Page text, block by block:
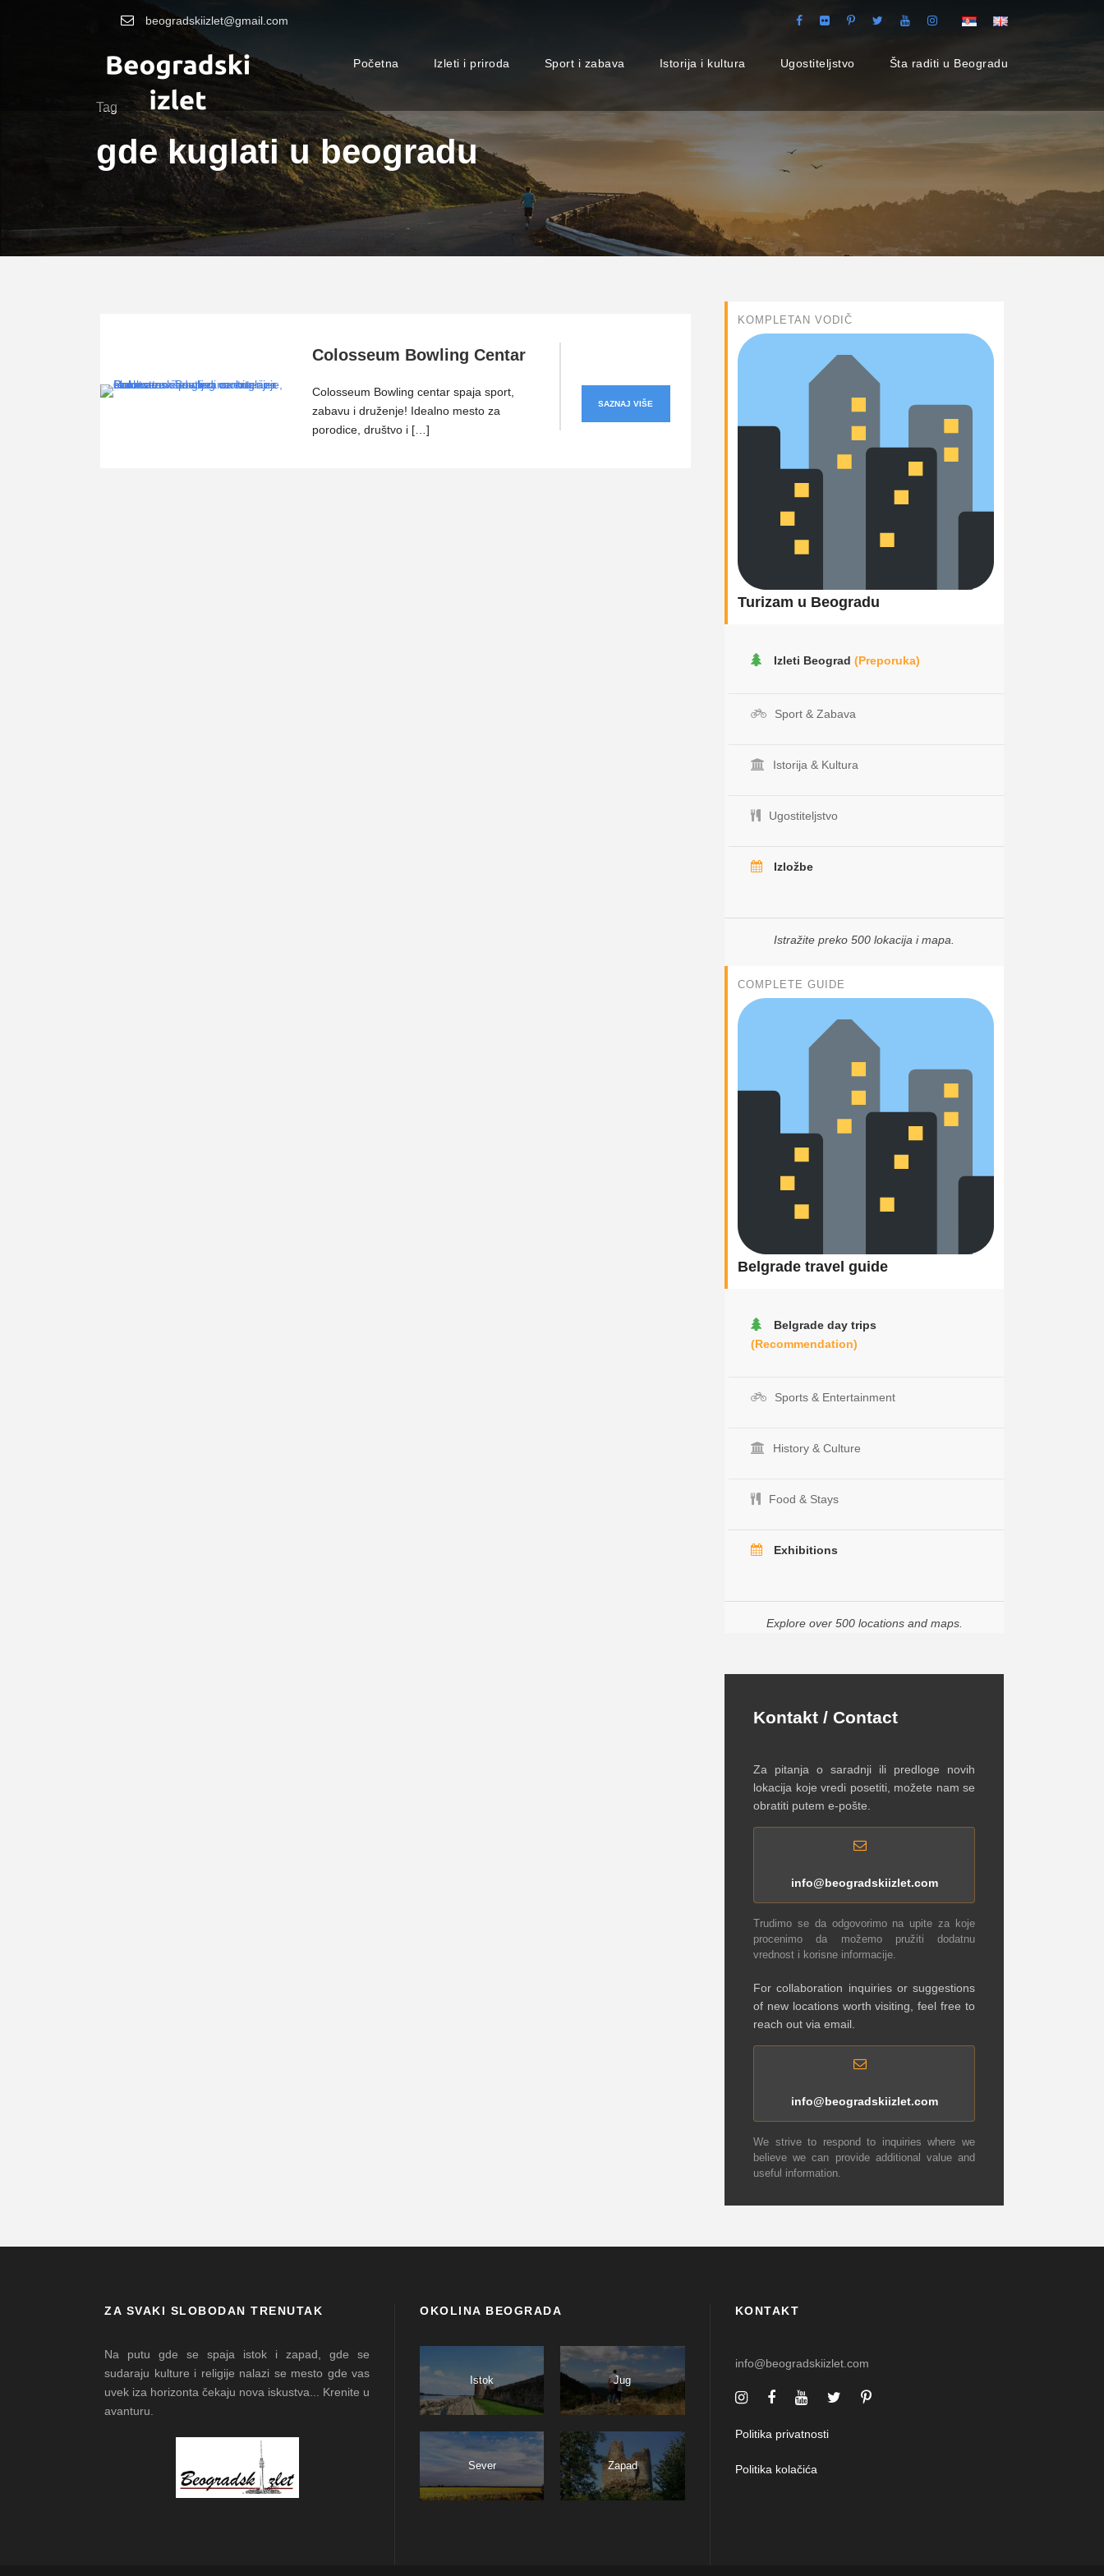
beogradskiizlet@gmail.com
Početna Izleti i priroda Sport i zabava Istorija i kultura Ugostiteljstvo Šta raditi u Beogradu
Tag
gde kuglati u beogradu
Colosseum Bowling Centar
Colosseum Bowling centar spaja sport,
zabavu i druženje! Idealno mesto za
porodice, društvo i […]
SAZNAJ VIŠE
KOMPLETAN VODIČ
Turizam u Beogradu
Izleti Beograd (Preporuka)
Sport & Zabava
Istorija & Kultura
Ugostiteljstvo
Izložbe
Istražite preko 500 lokacija i mapa.
COMPLETE GUIDE
Belgrade travel guide
Belgrade day trips
(Recommendation)
Sports & Entertainment
History & Culture
Food & Stays
Exhibitions
Explore over 500 locations and maps.
Kontakt / Contact
Za pitanja o saradnji ili predloge novih
lokacija koje vredi posetiti, možete nam se
obratiti putem e-pošte.
info@beogradskiizlet.com
Trudimo se da odgovorimo na upite za koje
procenimo da možemo pružiti dodatnu
vrednost i korisne informacije.
For collaboration inquiries or suggestions
of new locations worth visiting, feel free to
reach out via email.
info@beogradskiizlet.com
We strive to respond to inquiries where we
believe we can provide additional value and
useful information.
ZA SVAKI SLOBODAN TRENUTAK
Na putu gde se spaja istok i zapad, gde se
sudaraju kulture i religije nalazi se mesto gde vas
uvek iza horizonta čekaju nova iskustva... Krenite u
avanturu.
OKOLINA BEOGRADA
Istok Jug
Sever Zapad
KONTAKT
info@beogradskiizlet.com
Politika privatnosti
Politika kolačića